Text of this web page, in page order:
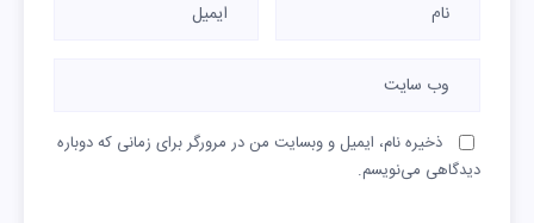
ذخیره نام، ایمیل و وبسایت من در مرورگر برای زمانی که دوباره
دیدگاهی می‌نویسم.